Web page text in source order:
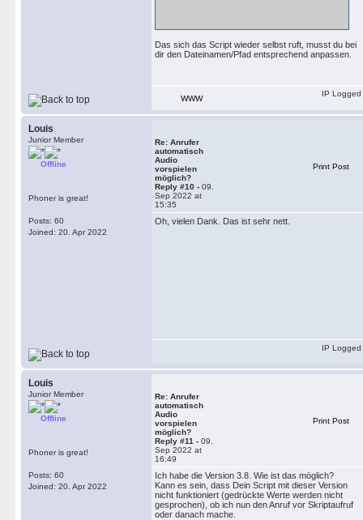
Das sich das Script wieder selbst ruft, musst du bei
dir den Dateinamen/Pfad entsprechend anpassen.
WWW
IP Logged
Louis
Junior Member
Offline
Phoner is great!
Posts: 60
Joined: 20. Apr 2022
Re: Anrufer
automatisch
Audio
vorspielen
möglich?
Reply #10 - 09.
Sep 2022 at
15:35
Print Post
Oh, vielen Dank. Das ist sehr nett.
IP Logged
Louis
Junior Member
Offline
Phoner is great!
Posts: 60
Joined: 20. Apr 2022
Re: Anrufer
automatisch
Audio
vorspielen
möglich?
Reply #11 - 09.
Sep 2022 at
16:49
Print Post
Ich habe die Version 3.8. Wie ist das möglich?
Kann es sein, dass Dein Script mit dieser Version
nicht funktioniert (gedrückte Werte werden nicht
gesprochen), ob ich nun den Anruf vor Skriptaufruf
oder danach mache.